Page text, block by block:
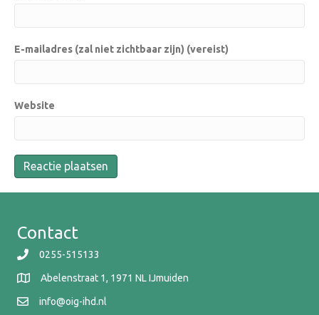
E-mailadres (zal niet zichtbaar zijn) (vereist)
Website
Contact
0255-515133
Abelenstraat 1, 1971 NL IJmuiden
info@oig-ihd.nl